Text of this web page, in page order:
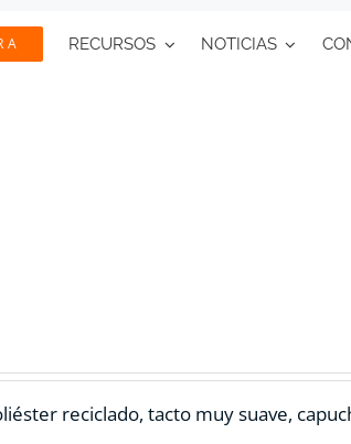
RECURSOS NOTICIAS
reciclado, tacto muy suave,